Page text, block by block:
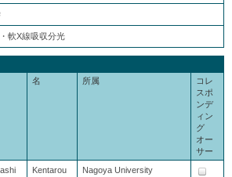
軟X線吸収分光
名 所属
コレ
スポ
ンデ
ィン
グ
オー
サー
Kentarou Nagoya University